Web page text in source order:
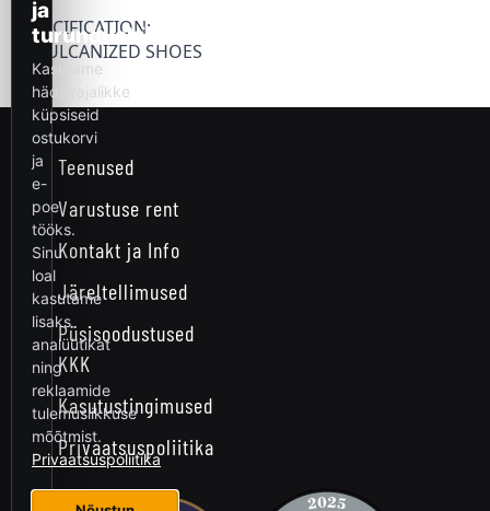
SPECIFICATION:
– VULCANIZED SHOES
Teenused
Varustuse rent
Kontakt ja Info
Järeltellimused
Püsisoodustused
KKK
Kasutustingimused
Privaatsuspoliitika